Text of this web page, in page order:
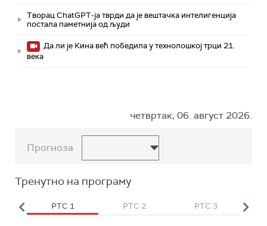
Творац ChatGPT-ја тврди да је вештачка интелигенција
постала паметнија од људи
Да ли је Кина већ победила у технолошкој трци 21.
века
четвртак, 06. август 2026.
Прогноза
Тренутно на програму
РТС 1 РТС 2 РТС 3